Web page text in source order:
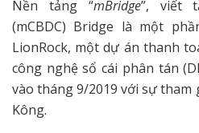
Nền tảng “mBridge”, viết
(mCBDC) Bridge là một
LionRock, một dự án thanh
công nghệ sổ cái phân tán
vào tháng 9/2019 với sự tham
Kông.